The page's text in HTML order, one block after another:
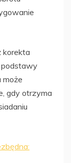
korekta
podstawy
gdy otrzyma